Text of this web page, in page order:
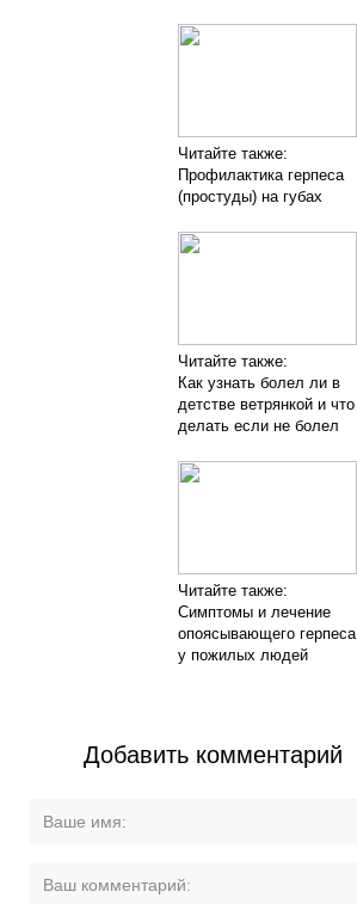
Читайте также:
Профилактика герпеса
(простуды) на губах
Читайте также:
Как узнать болел ли в
детстве ветрянкой и что
делать если не болел
Читайте также:
Симптомы и лечение
опоясывающего герпеса
у пожилых людей
Добавить комментарий